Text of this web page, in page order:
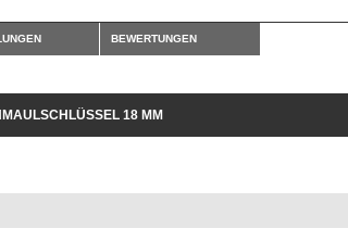
BEWERTUNGEN
18 MM